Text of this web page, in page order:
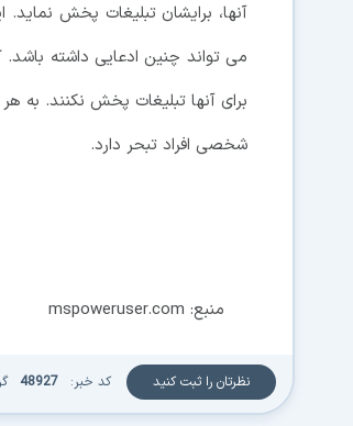
آنها، برایشان تبلیغات پخش
می تواند چنین ادعایی داشته
برای آنها تبلیغات پخش نکنند. به
شخصی افراد تبحر دارد.
منبع: mspoweruser.com
نظرتان را ثبت کنید کد خبر: 48927